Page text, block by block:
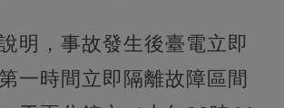
明，事故發生後臺電立即
一時間立即隔離故障區間